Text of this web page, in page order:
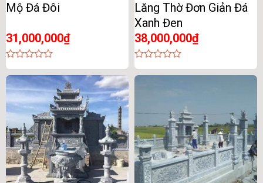
Mộ Đá Đôi
31,000,000₫
0
out
of
5
Lăng Thờ Đơn Giản Đá
Xanh Đen
38,000,000₫
0
out